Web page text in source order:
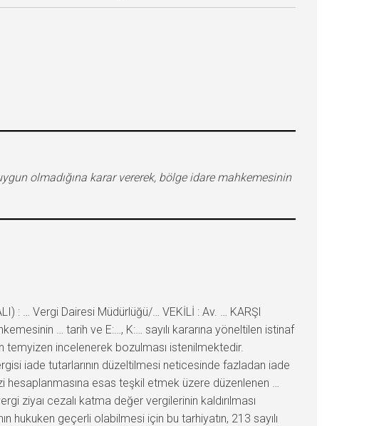
olmadığına karar vererek, bölge idare mahkemesinin
: … Vergi Dairesi Müdürlüğü/… VEKİLİ : Av. … KARŞI
… tarih ve E:…, K:… sayılı kararına yöneltilen istinaf
temyizen incelenerek bozulması istenilmektedir.
iade tutarlarının düzeltilmesi neticesinde fazladan iade
hesaplanmasına esas teşkil etmek üzere düzenlenen …
ziyaı cezalı katma değer vergilerinin kaldırılması
hukuken geçerli olabilmesi için bu tarhiyatın, 213 sayılı